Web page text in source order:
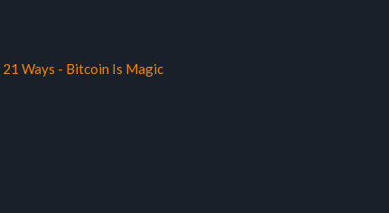
21 Ways - Bitcoin Is Magic